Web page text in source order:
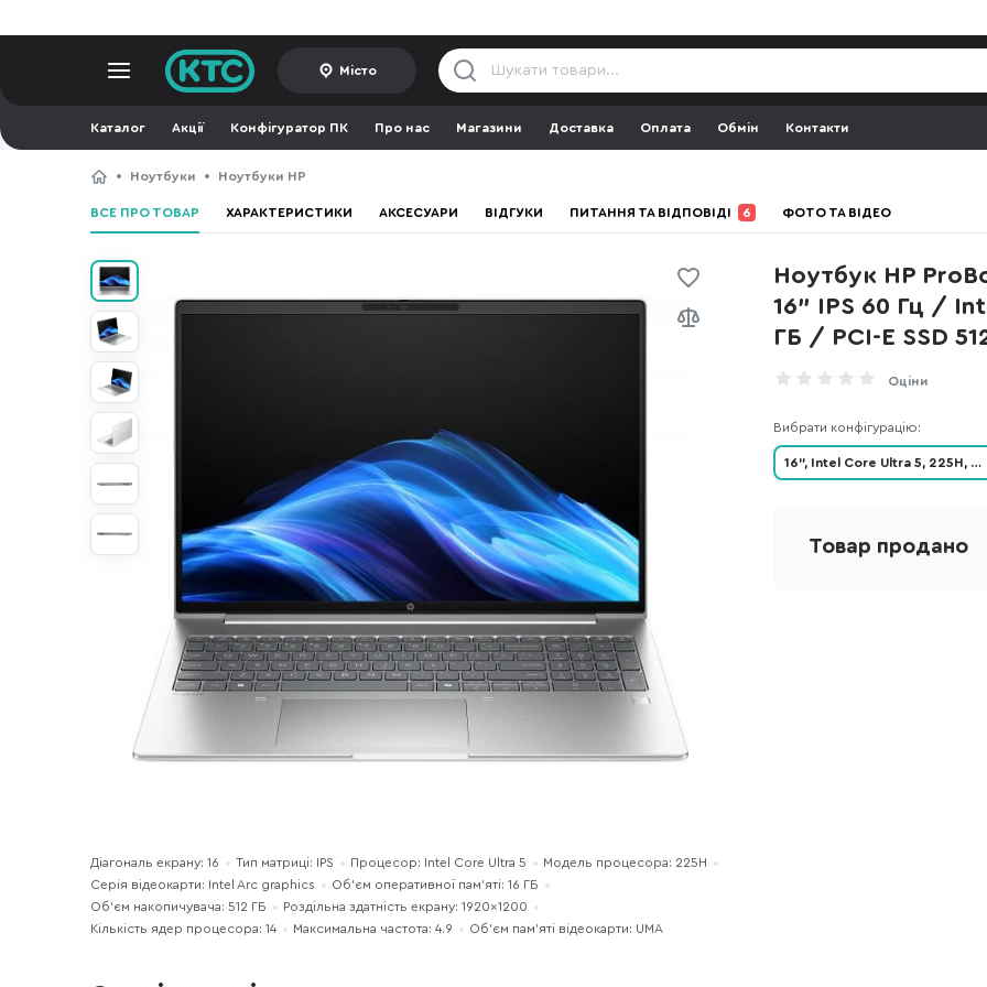
Місто
Каталог Акції Конфігуратор ПК Про нас Магазини Доставка Оплата Обмін Контакти
Ноутбуки Ноутбуки HP
ВСЕ ПРО ТОВАР ХАРАКТЕРИСТИКИ АКСЕСУАРИ ВІДГУКИ ПИТАННЯ ТА ВІДПОВІДІ 6 ФОТО ТА ВІДЕО
Ноутбук HP
16" IPS 60 Гц /
ГБ / PCI-E SSD
Оціни
Діагональ екрану: 16 Тип матриці: IPS Процесор: Intel Core Ultra 5
Модель процесора: 225H
Серія відеокарти: Intel Arc graphics
Об’єм оперативної пам’яті: 16 ГБ
Об'єм накопичувача: 512 ГБ
Роздільна здатність екрану: 1920×1200
Кількість ядер процесора: 14
Максимальна частота: 4.9 Об’єм пам’яті відеокарти: UMA
Вибрати конфігурацію:
16", Intel Core Ultra 5, 225H, 14
-ядерний, ОЗП: 16 ГБ, ПЗП:
Товар продано